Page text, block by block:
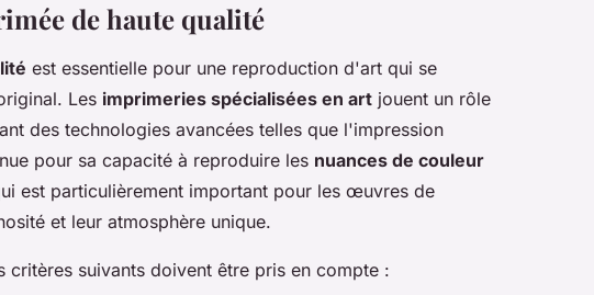
de haute qualité
est essentielle pour une reproduction d'art qui se
Les imprimeries spécialisées en art jouent un rôle
des technologies avancées telles que l'impression
pour sa capacité à reproduire les nuances de couleur
est particulièrement important pour les œuvres de
et leur atmosphère unique.
critères suivants doivent être pris en compte :